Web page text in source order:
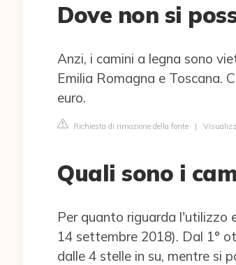
Dove non si
Anzi, i camini a legna sono
Emilia Romagna e Toscana.
euro.
Richiesta di rimozione della fonte |
Quali sono i
Per quanto riguarda l'utilizzo
14 settembre 2018). Dal 1°
dalle 4 stelle in su, mentre si